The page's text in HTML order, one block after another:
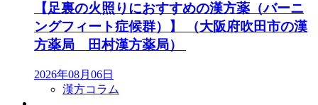
【足裏の火照りにおすすめの漢方薬（バーニ
ングフィート症候群）】 （大阪府吹田市の漢
方薬局 田村漢方薬局）
2026年08月06日
漢方コラム